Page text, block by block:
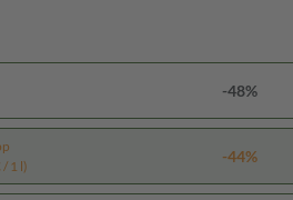
-48%
1 l)
-44%